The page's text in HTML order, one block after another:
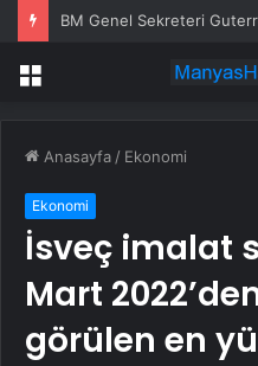
Menü
Anasayfa / Ekonomi
Ekonomi
İsveç imalat
Mart
görülen en